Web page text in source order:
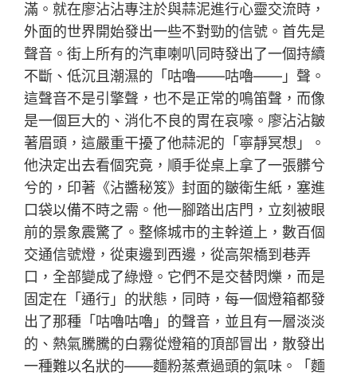
滿。就在廖沾沾專注於與蒜泥進行心靈交流時，
外面的世界開始發出一些不對勁的信號。首先是
聲音。街上所有的汽車喇叭同時發出了一個持續
不斷、低沉且潮濕的「咕嚕——咕嚕——」聲。
這聲音不是引擎聲，也不是正常的鳴笛聲，而像
是一個巨大的、消化不良的胃在哀嚎。廖沾沾皺
著眉頭，這嚴重干擾了他蒜泥的「寧靜冥想」。
他決定出去看個究竟，順手從桌上拿了一張髒兮
兮的，印著《沾醬秘笈》封面的皺衛生紙，塞進
口袋以備不時之需。他一腳踏出店門，立刻被眼
前的景象震驚了。整條城市的主幹道上，數百個
交通信號燈，從東邊到西邊，從高架橋到巷弄
口，全部變成了綠燈。它們不是交替閃爍，而是
固定在「通行」的狀態，同時，每一個燈箱都發
出了那種「咕嚕咕嚕」的聲音，並且有一層淡淡
的、熱氣騰騰的白霧從燈箱的頂部冒出，散發出
一種難以名狀的——麵粉蒸煮過頭的氣味。「麵